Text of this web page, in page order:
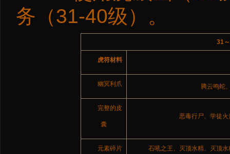
务（31-40级）。
31
虎符材料
幽冥利爪 腾云鸣蛇
完整的皮
囊
恶毒行尸、学徒
元素碎片 石吼之王、灭顶水精、灭顶